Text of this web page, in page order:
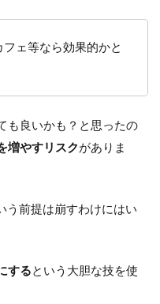
ェ等なら効果的かと
も良いかも？と思ったの
増やすリスクがありま
う前提は崩すわけにはい
するという大胆な技を使